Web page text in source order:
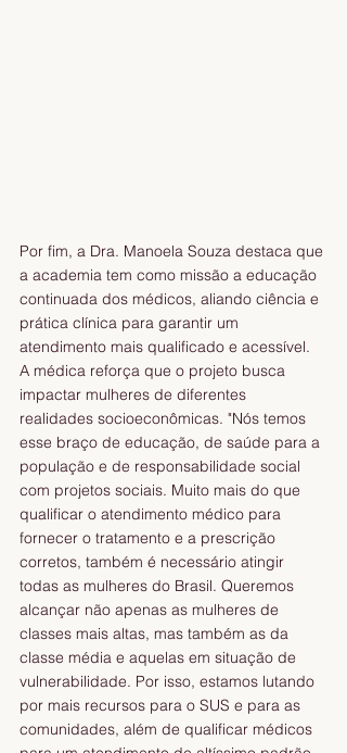
Por fim, a Dra. Manoela Souza destaca que
a academia tem como missão a educação
continuada dos médicos, aliando ciência e
prática clínica para garantir um
atendimento mais qualificado e acessível.
A médica reforça que o projeto busca
impactar mulheres de diferentes
realidades socioeconômicas. "Nós temos
esse braço de educação, de saúde para a
população e de responsabilidade social
com projetos sociais. Muito mais do que
qualificar o atendimento médico para
fornecer o tratamento e a prescrição
corretos, também é necessário atingir
todas as mulheres do Brasil. Queremos
alcançar não apenas as mulheres de
classes mais altas, mas também as da
classe média e aquelas em situação de
vulnerabilidade. Por isso, estamos lutando
por mais recursos para o SUS e para as
comunidades, além de qualificar médicos